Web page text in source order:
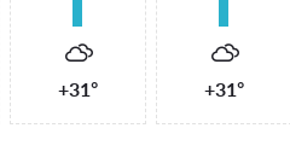
+31° +31°